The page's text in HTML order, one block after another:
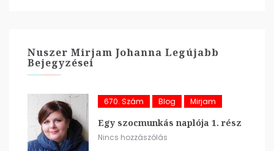
Nuszer Mirjam Johanna Legújabb
Bejegyzései
670. Szám Blog Mirjam
Egy szocmunkás naplója 1. rész
Nincs hozzászólás